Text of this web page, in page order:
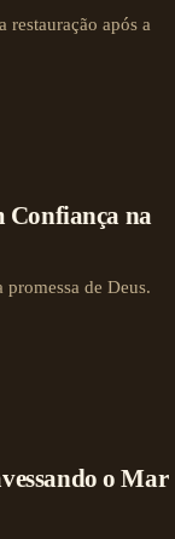
restauração após a
Confiança na
de Deus.
o Mar